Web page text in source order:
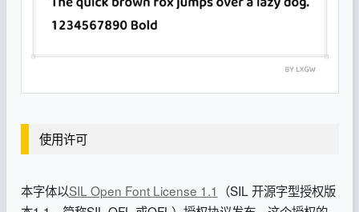
使用许可
本字体以SIL Open Font License 1.1 （SIL 开源字型授权版